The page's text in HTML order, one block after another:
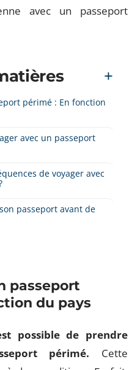
avec un passeport
périmé : En fonction
avec un passeport
de voyager avec
passeport avant de
passeport
du pays
possible de prendre
périmé. Cette